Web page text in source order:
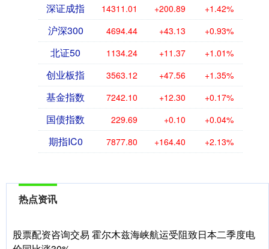
深证成指 14311.01 +200.89 +1.42%
沪深300 4694.44 +43.13 +0.93%
北证50 1134.24 +11.37 +1.01%
创业板指 3563.12 +47.56 +1.35%
基金指数 7242.10 +12.30 +0.17%
国债指数 229.69 +0.10 +0.04%
期指IC0 7877.80 +164.40 +2.13%
热点资讯
股票配资咨询交易 霍尔木兹海峡航运受阻致日本二季度电